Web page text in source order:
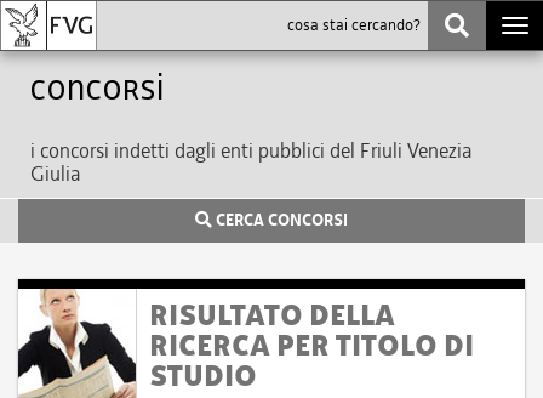
Concorsi
i concorsi indetti dagli enti pubblici del Friuli Venezia
Giulia
CERCA CONCORSI
RISULTATO DELLA
RICERCA PER TITOLO DI
STUDIO